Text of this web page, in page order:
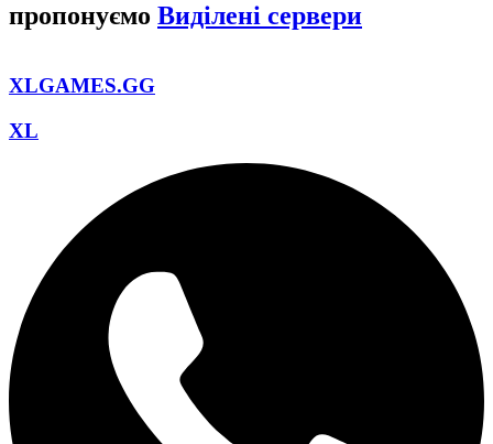
пропонуємо Виділені сервери
XLGAMES.GG
XL